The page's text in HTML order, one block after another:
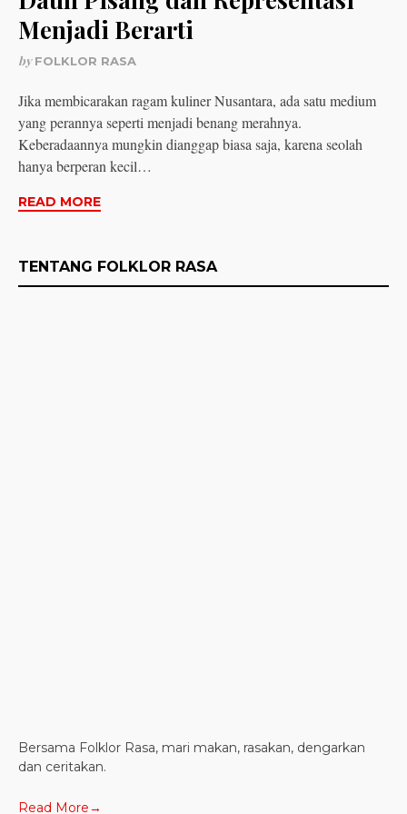
Menjadi Berarti
byFOLKLOR RASA
Jika membicarakan ragam kuliner Nusantara, ada satu medium
yang perannya seperti menjadi benang merahnya.
Keberadaannya mungkin dianggap biasa saja, karena seolah
hanya berperan kecil…
READ MORE
TENTANG FOLKLOR RASA
Bersama Folklor Rasa, mari makan, rasakan, dengarkan
dan ceritakan.
Read More→